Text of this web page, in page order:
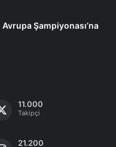
Şampiyonası’na
11.000
Takipçi
21.200